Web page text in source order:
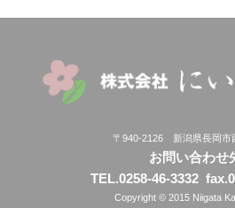
〒940-2126 新潟県長岡市
お問い合わせ
TEL.0258-46-3332
Copyright © 2015 Niigata